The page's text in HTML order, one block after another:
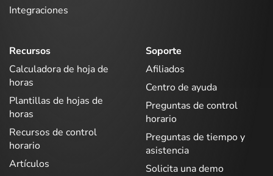
Integraciones
Recursos
Calculadora de hoja de
horas
Plantillas de hojas de
horas
Recursos de control
horario
Artículos
Soporte
Afiliados
Centro de ayuda
Preguntas de control
horario
Preguntas de tiempo y
asistencia
Solicita una demo